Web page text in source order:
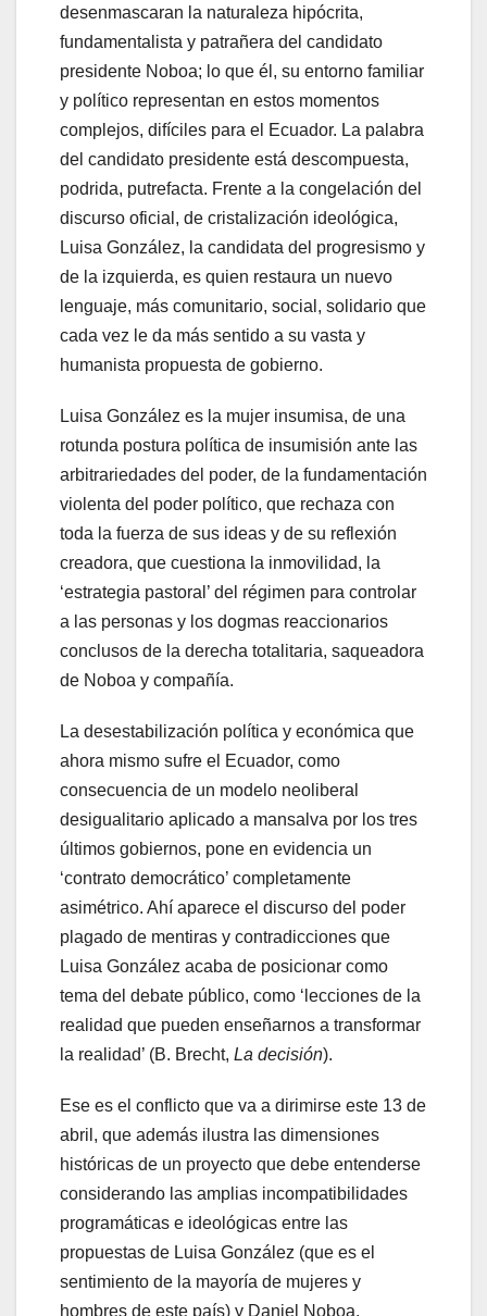
desenmascaran la naturaleza hipócrita,
fundamentalista y patrañera del candidato
presidente Noboa; lo que él, su entorno familiar
y político representan en estos momentos
complejos, difíciles para el Ecuador. La palabra
del candidato presidente está descompuesta,
podrida, putrefacta. Frente a la congelación del
discurso oficial, de cristalización ideológica,
Luisa González, la candidata del progresismo y
de la izquierda, es quien restaura un nuevo
lenguaje, más comunitario, social, solidario que
cada vez le da más sentido a su vasta y
humanista propuesta de gobierno.
Luisa González es la mujer insumisa, de una
rotunda postura política de insumisión ante las
arbitrariedades del poder, de la fundamentación
violenta del poder político, que rechaza con
toda la fuerza de sus ideas y de su reflexión
creadora, que cuestiona la inmovilidad, la
‘estrategia pastoral’ del régimen para controlar
a las personas y los dogmas reaccionarios
conclusos de la derecha totalitaria, saqueadora
de Noboa y compañía.
La desestabilización política y económica que
ahora mismo sufre el Ecuador, como
consecuencia de un modelo neoliberal
desigualitario aplicado a mansalva por los tres
últimos gobiernos, pone en evidencia un
‘contrato democrático’ completamente
asimétrico. Ahí aparece el discurso del poder
plagado de mentiras y contradicciones que
Luisa González acaba de posicionar como
tema del debate público, como ‘lecciones de la
realidad que pueden enseñarnos a transformar
la realidad’ (B. Brecht, La decisión).
Ese es el conflicto que va a dirimirse este 13 de
abril, que además ilustra las dimensiones
históricas de un proyecto que debe entenderse
considerando las amplias incompatibilidades
programáticas e ideológicas entre las
propuestas de Luisa González (que es el
sentimiento de la mayoría de mujeres y
hombres de este país) y Daniel Noboa,